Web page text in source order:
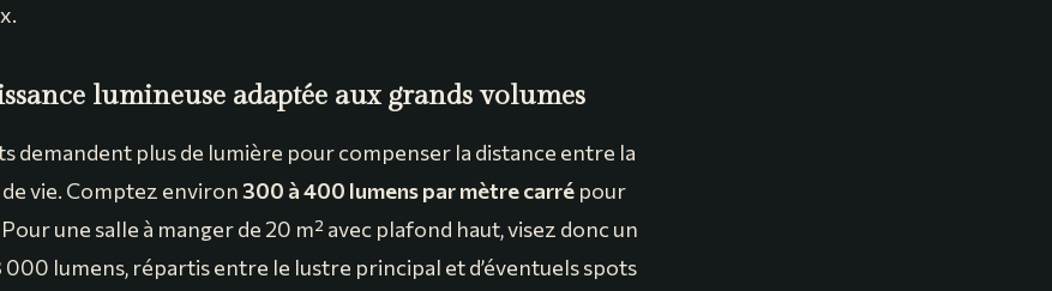
lumineuse adaptée aux grands volumes
demandent plus de lumière pour compenser la distance entre la
vie. Comptez environ300 à 400 lumens par mètre carré pour
une salle à manger de 20 m² avec plafond haut, visez donc un
lumens, répartis entre le lustre principal et d’éventuels spots